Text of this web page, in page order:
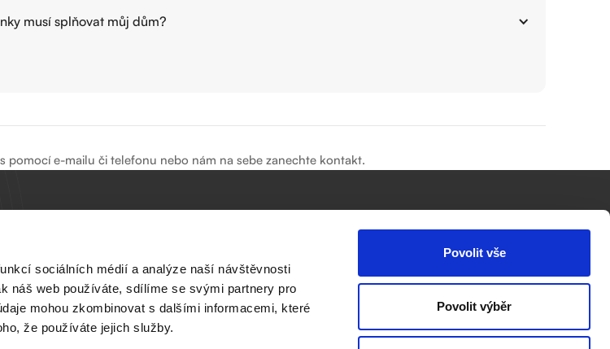
sociálních médií a analýze naší návštěvnosti
náš web používáte, sdílíme se svými partnery pro
mohou zkombinovat s dalšími informacemi, které
že používáte jejich služby.
Povolit vše
Povolit výběr
musí splňovat můj dům?
pomocí e-mailu či telefonu nebo nám na sebe zanechte kontakt.
+420 606 026 566
8:00 - 16:00